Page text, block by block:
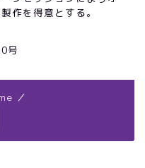
作を得意とする。
号
／